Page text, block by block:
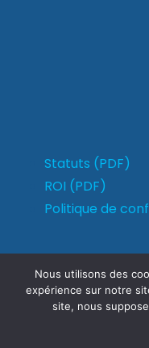
Statuts (PDF)
ROI (PDF)
Politique de
Nous utilisons des
expérience sur notre
site, nous